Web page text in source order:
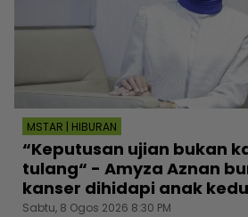
MSTAR | HIBURAN
“Keputusan ujian bukan
tulang“ - Amyza Aznan
kanser dihidapi anak
Sabtu, 8 Ogos 2026 8:30 PM